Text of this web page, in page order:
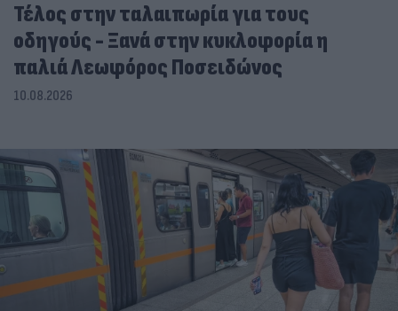
Τέλος στην ταλαιπωρία για τους
οδηγούς - Ξανά στην κυκλοφορία η
παλιά Λεωφόρος Ποσειδώνος
10.08.2026